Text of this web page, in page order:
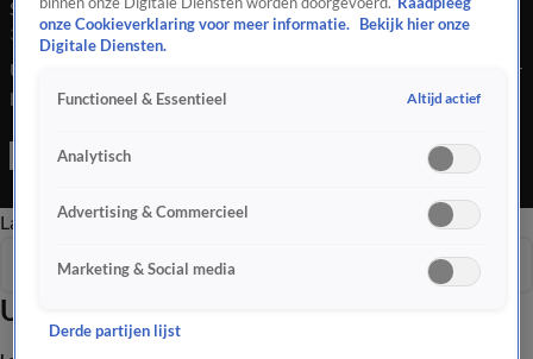
Seizoen 2026, aflevering 89
30 mrt, 22:44
UF-schuim, dat in ons land talloze spouwmuren zit, zorgt voor
benauwdheid, hoofdpijn tot eczeem. Het wordt nog steeds
overkomt inwoners van Roosendaal. De Nederlandse bloemen
ook niet bepaald gratis, maar het is en blijft een geweldig
Late EditieOchtend EditieVroege Editie
Uitzendingen
Seizoen 2026
onze Cookieverklaring voor meer informatie.
Bekijk hier onze
Digitale Diensten.
Functioneel & Essentieel Altijd actief
Analytisch
Advertising & Commercieel
Marketing & Social media
Derde partijen lijst